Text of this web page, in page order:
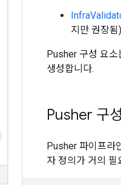
지만 권장됨
Pusher 구성 요소
생성합니다.
Pusher 구
Pusher 파이프라
자 정의가 거의 필